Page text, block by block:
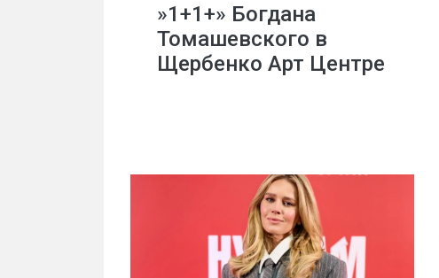
»1+1+» Богдана
Томашевского в
Щербенко Арт Центре